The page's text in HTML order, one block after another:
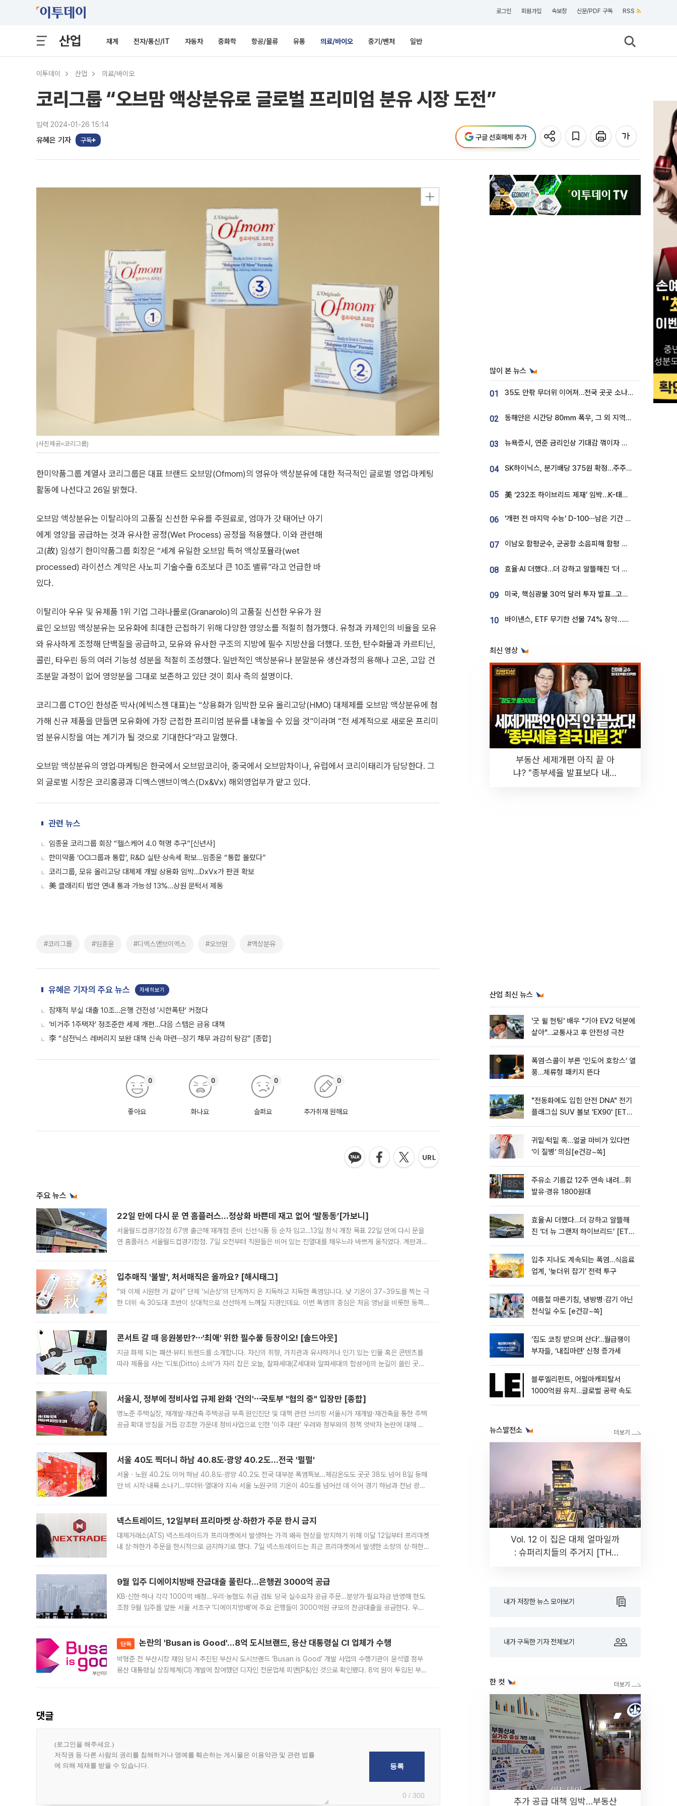
로그인 회원가입 속보창 신문/PDF 구독 RSS
산업 재계 전자/통신/IT 자동차 중화학 항공/물류 유통 의료/바이오 중기/벤처 일반
이투데이 산업 의료/바이오
코리그룹 “오브맘 액상분유로 글로벌 프리미엄 분유 시장 도전”
입력 2024-01-26 15:14
유혜은 기자 구독 구글 선호매체 추가
(사진제공=코리그룹)
한미약품그룹 계열사 코리그룹은 대표 브랜드 오브맘(Ofmom)의 영유아 액상분유에 대한 적극적인 글로벌 영업·마케팅
활동에 나선다고 26일 밝혔다.
오브맘 액상분유는 이탈리아의 고품질 신선한 우유를 주원료로, 엄마가 갓 태어난 아기
에게 영양을 공급하는 것과 유사한 공정(Wet Process) 공정을 적용했다. 이와 관련해
고(故) 임성기 한미약품그룹 회장은 “세계 유일한 오브맘 특허 액상포뮬라(wet
processed) 라이선스 계약은 사노피 기술수출 6조보다 큰 10조 밸류”라고 언급한 바
있다.
이탈리아 우유 및 유제품 1위 기업 그라나롤로(Granarolo)의 고품질 신선한 우유가 원
료인 오브맘 액상분유는 모유화에 최대한 근접하기 위해 다양한 영양소를 적절히 첨가했다. 유청과 카제인의 비율을 모유
와 유사하게 조정해 단백질을 공급하고, 모유와 유사한 구조의 지방에 필수 지방산을 더했다. 또한, 탄수화물과 카르티닌,
콜린, 타우린 등의 여러 기능성 성분을 적절히 조성했다. 일반적인 액상분유나 분말분유 생산과정의 용해나 고온, 고압 건
조분말 과정이 없어 영양분을 그대로 보존하고 있단 것이 회사 측의 설명이다.
코리그룹 CTO인 한성준 박사(에빅스젠 대표)는 “상용화가 임박한 모유 올리고당(HMO) 대체제를 오브맘 액상분유에 첨
가해 신규 제품을 만들면 모유화에 가장 근접한 프리미엄 분유를 내놓을 수 있을 것”이라며 “전 세계적으로 새로운 프리미
엄 분유시장을 여는 계기가 될 것으로 기대한다”라고 말했다.
오브맘 액상분유의 영업·마케팅은 한국에서 오브맘코리아, 중국에서 오브맘차이나, 유럽에서 코리이태리가 담당한다. 그
외 글로벌 시장은 코리홍콩과 디엑스앤브이엑스(Dx&Vx) 해외영업부가 맡고 있다.
관련 뉴스
임종윤 코리그룹 회장 “헬스케어 4.0 혁명 추구”[신년사]
한미약품 ‘OCI그룹과 통합’, R&D 실탄‧상속세 확보…임종윤 “통합 몰랐다”
코리그룹, 모유 올리고당 대체제 개발 상용화 임박…DxVx가 판권 확보
美 클래리티 법안 연내 통과 가능성 13%…상원 문턱서 제동
#코리그룹 #임종윤 #디엑스앤브이엑스 #오브맘 #액상분유
유혜은 기자의 주요 뉴스 자세히보기
잠재적 부실 대출 10조…은행 건전성 '시한폭탄' 커졌다
‘비거주 1주택자’ 정조준한 세제 개편…다음 스텝은 금융 대책
李 “삼전닉스 레버리지 보완 대책 신속 마련⋯장기 채무 과감히 탕감” [종합]
좋아요
0
화나요
0
슬퍼요
0
추가취재 원해요
0
주요 뉴스
22일 만에 다시 문 연 홈플러스…정상화 바쁜데 재고 없어 ‘발동동’[가보니]
서울월드컵경기장점 67명 출근해 재개점 준비 신선식품 등 순차 입고…13일 정식 개장 목표 22일 만에 다시 문을
연 홈플러스 서울월드컵경기장점. 7일 오전부터 직원들은 비어 있는 진열대를 채우느라 바쁘게 움직였다. 계란과
입추매직 '불발', 처서매직은 올까요? [해시태그]
“와 이제 시원한 거 같아” 단체 ‘뇌손상’의 단계까지 온 지독하고 지독한 폭염입니다. 낮 기온이 37~39도를 찍는 극
한 더위 속 30도대 초반이 상대적으로 선선하게 느껴질 지경인데요. 이번 폭염의 중심은 처음 영남을 비롯한 동쪽
콘서트 갈 때 응원봉만?⋯'최애' 위한 필수품 등장이오! [솔드아웃]
지금 화제 되는 패션·뷰티 트렌드를 소개합니다. 자신의 취향, 가치관과 유사하거나 인기 있는 인물 혹은 콘텐츠를
따라 제품을 사는 '디토(Ditto) 소비'가 자리 잡은 오늘, 잘파세대(Z세대와 알파세대의 합성어)의 눈길이 쏠린 곳은
서울시, 정부에 정비사업 규제 완화 '건의'⋯국토부 "협의 중" 입장만 [종합]
명노준 주택실장, 재개발·재건축 주택공급 부족 원인진단 및 대책 관련 브리핑 서울시가 재개발·재건축을 통한 주택
공급 확대 방침을 거듭 강조한 가운데 정비사업으로 인한 '이주 대란' 우려와 정부와의 정책 엇박자 논란에 대해 정
서울 40도 찍더니 하남 40.8도·광양 40.2도…전국 '펄펄'
서울ㆍ노원 40.2도 이어 하남 40.8도·광양 40.2도 전국 대부분 폭염특보…체감온도도 곳곳 38도 넘어 8일 동해
안 비 시작·내륙 소나기…무더위·열대야 지속 서울 노원구의 기온이 40도를 넘어선 데 이어 경기 하남과 전남 광양
넥스트레이드, 12일부터 프리마켓 상·하한가 주문 한시 금지
대체거래소(ATS) 넥스트레이드가 프리마켓에서 발생하는 가격 왜곡 현상을 방지하기 위해 이달 12일부터 프리마켓
내 상·하한가 주문을 한시적으로 금지하기로 했다. 7일 넥스트레이드는 최근 프리마켓에서 발생한 소량의 상·하한
9월 입주 디에이치방배 잔금대출 풀린다…은행권 3000억 공급
KB·신한·하나 각각 1000억 배정…우리·농협도 취급 검토 당국 실수요자 공급 주문…분양가·필요자금 반영해 한도
조정 9월 입주를 앞둔 서울 서초구 ‘디에이치방배’에 주요 은행들이 3000억원 규모의 잔금대출을 공급한다. 우리
단독 논란의 'Busan is Good'…8억 도시브랜드, 용산 대통령실 CI 업체가 수행
박형준 전 부산시장 재임 당시 추진된 부산시 도시브랜드 ‘Busan is Good’ 개발 사업의 수행기관이 윤석열 정부
용산 대통령실 상징체계(CI) 개발에 참여했던 디자인 전문업체 피앤(P&)인 것으로 확인됐다. 8억 원이 투입된 부산
댓글
0 / 300
많이 본 뉴스
01 35도 안팎 무더위 이어져…전국 곳곳 소나기 [오늘 날씨]
02 동해안은 시간당 80㎜ 폭우, 그 외 지역은 폭염…‘극과 극 날씨’
03 뉴욕증시, 연준 금리인상 기대감 꺾이자 상승...S&P500 사상 최고치 [종합]
04 SK하이닉스, 분기배당 375원 확정…주주환원책 9월로 앞당겨 발표
05 美 ‘232조 하이브리드 제재’ 임박…K-태양광, 불확실성 털고 날개 다나
06 '개편 전 마지막 수능' D-100⋯남은 기간 성적 올릴 전략은
07 이남오 함평군수, 군공항 소음피해 함평 보상 요구
08 효율·AI 더했다…더 강하고 알뜰해진 ‘더 뉴 그랜저 하이브리드’ [ET의 모빌리티]
09 미국, 핵심광물 30억 달러 투자 발표...고려아연 대미투자 언급
10 바이낸스, ETF 무기한 선물 74% 장악…한국 레버리지 ETF 거래 급증 [e가상자산]
최신 영상
부동산 세제개편 아직 끝 아
냐? "종부세율 발표보다 내릴
산업 최신 뉴스
'굿 윌 헌팅' 배우 "기아 EV2 덕분에
살아"…교통사고 후 안전성 극찬
폭염·스콜이 부른 ‘인도어 호캉스’ 열
풍…체류형 패키지 뜬다
"전동화에도 입힌 안전 DNA" 전기
플래그십 SUV 볼보 'EX90' [ET의
귀밑·턱밑 혹…얼굴 마비가 있다면
‘이 질병’ 의심[e건강~쏙]
주유소 기름값 12주 연속 내려…휘
발유·경유 1800원대
효율·AI 더했다…더 강하고 알뜰해
진 ‘더 뉴 그랜저 하이브리드’ [ET의
입추 지나도 계속되는 폭염…식음료
업계, ‘늦더위 잡기’ 전력 투구
여름철 마른기침, 냉방병‧감기 아닌
천식일 수도 [e건강~쏙]
‘집도 코칭 받으며 산다’…월급쟁이
부자들, ‘내집마련’ 신청 증가세
블루엘리펀트, 어펄마캐피탈서
1000억원 유치…글로벌 공략 속도
뉴스발전소
Vol. 12 이 집은 대체 얼마일까
: 슈퍼리치들의 주거지 [THE
내가 저장한 뉴스 모아보기
내가 구독한 기자 전체보기
한 컷
추가 공급 대책 임박…부동산